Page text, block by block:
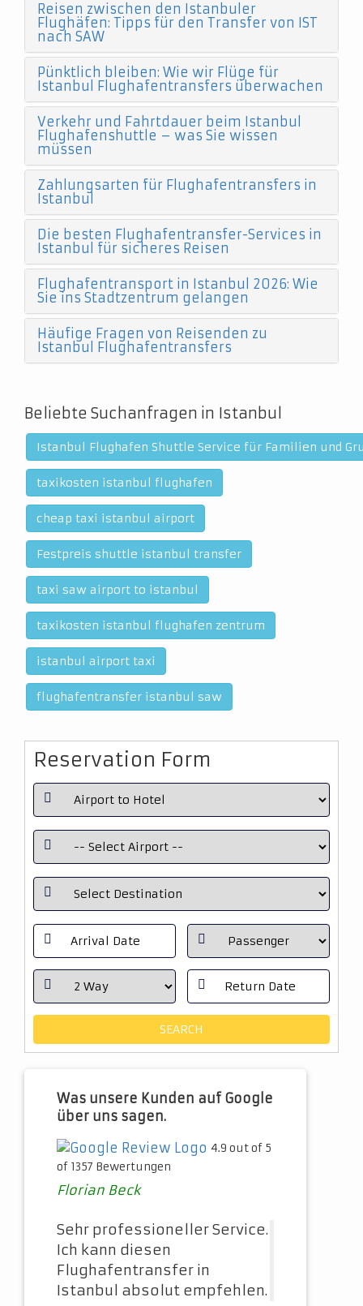
Reisen zwischen den Istanbuler
Flughäfen: Tipps für den Transfer von IST
nach SAW
Pünktlich bleiben: Wie wir Flüge für
Istanbul Flughafentransfers überwachen
Verkehr und Fahrtdauer beim Istanbul
Flughafenshuttle – was Sie wissen
müssen
Zahlungsarten für Flughafentransfers in
Istanbul
Die besten Flughafentransfer-Services in
Istanbul für sicheres Reisen
Flughafentransport in Istanbul 2026: Wie
Sie ins Stadtzentrum gelangen
Häufige Fragen von Reisenden zu
Istanbul Flughafentransfers
Beliebte Suchanfragen in Istanbul
Istanbul Flughafen Shuttle Service für Familien und
taxikosten istanbul flughafen
cheap taxi istanbul airport
Festpreis shuttle istanbul transfer
taxi saw airport to istanbul
taxikosten istanbul flughafen zentrum
istanbul airport taxi
flughafentransfer istanbul saw
Reservation Form
Was unsere Kunden auf Google
über uns sagen.
4.9 out of 5
of 1357 Bewertungen
Florian Beck
Sehr professioneller Service.
Ich kann diesen
Flughafentransfer in
Istanbul absolut empfehlen.